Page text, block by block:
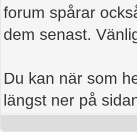
forum spårar
dem senast.
Du kan när som
längst ner på